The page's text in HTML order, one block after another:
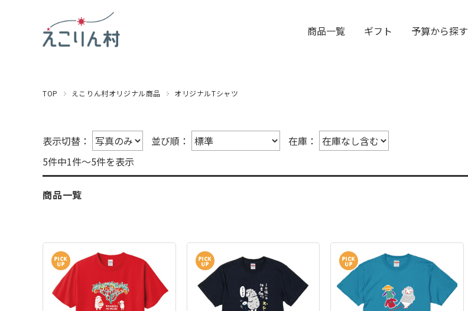
商品一覧 ギフト 予算から探す
TOP えこりん村オリジナル商品 オリジナルTシャツ
表示切替： 並び順：
在庫：
5件中1件～5件を表示
商品一覧